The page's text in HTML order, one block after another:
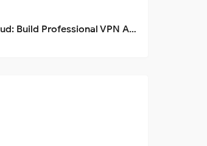
Proxy Cloud: Build Professional VPN Apps with Flutter